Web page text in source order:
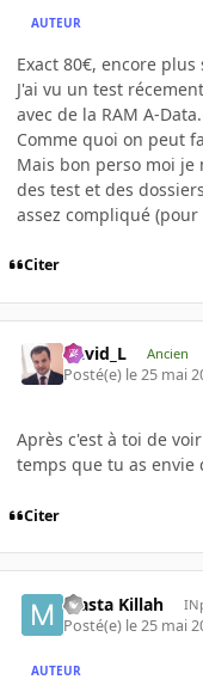
AUTEUR
Exact 80€, encore
J'ai vu un test
avec de la RAM A-Data.
Comme quoi on peut
Mais bon perso moi je
des test et des
assez compliqué (pour
Citer
David_L Ancien
Posté(e) le 25 mai
Après c'est à toi de
temps que tu as envie
Citer
Masta Killah
Posté(e) le 25 mai
AUTEUR